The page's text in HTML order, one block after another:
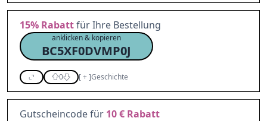
15% Rabattfür Ihre Bestellung
anklicken & kopieren
BC5XF0DVMP0J
0 [+]Geschichte
Gutscheincode für 10 € Rabatt